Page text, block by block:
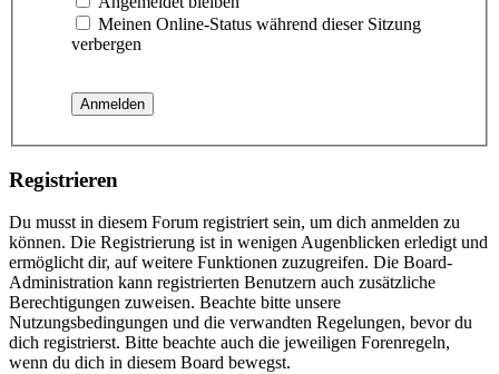
Meinen Online-Status während dieser Sitzung
verbergen
Registrieren
Du musst in diesem Forum registriert sein, um dich anmelden zu
können. Die Registrierung ist in wenigen Augenblicken erledigt und
ermöglicht dir, auf weitere Funktionen zuzugreifen. Die Board-
Administration kann registrierten Benutzern auch zusätzliche
Berechtigungen zuweisen. Beachte bitte unsere
Nutzungsbedingungen und die verwandten Regelungen, bevor du
dich registrierst. Bitte beachte auch die jeweiligen Forenregeln,
wenn du dich in diesem Board bewegst.